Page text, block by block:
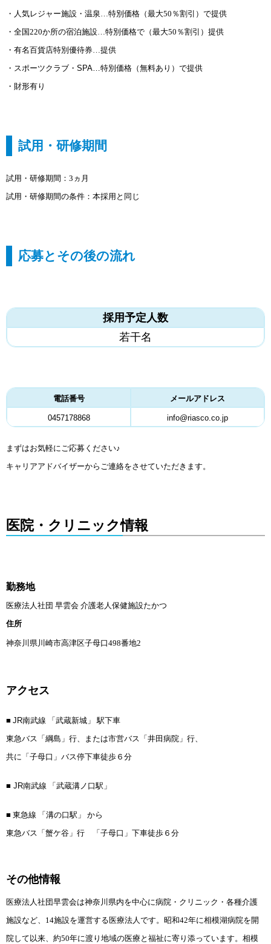
・人気レジャー施設・温泉…特別価格（最大50％割引）で提供
・全国220か所の宿泊施設…特別価格で（最大50％割引）提供
・有名百貨店特別優待券…提供
・スポーツクラブ・ SPA…特別価格（無料あり）で提供
・財形有り
試用・研修期間
試用・研修期間：3ヵ月
試用・研修期間の条件：本採用と同じ
応募とその後の流れ
採用予定人数
若干名
電話番号 メールアドレス
0457178868 info@riasco.co.jp
まずはお気軽にご応募ください♪
キャリアアドバイザーからご連絡をさせていただきます。
医院・クリニック情報
勤務地
医療法人社団 早雲会 介護老人保健施設たかつ
住所
神奈川県川崎市高津区子母口498番地2
アクセス
■ JR南武線 「武蔵新城」 駅下車
東急バス「綱島」行、
または市営バス「井田病院」行、
共に「子母口」バス停下車徒歩６分
■ JR南武線 「武蔵溝ノ口駅」
■ 東急線 「溝の口駅」 から
東急バス「蟹ケ谷」行
「子母口」下車徒歩６分
その他情報
医療法人社団早雲会は神奈川県内を中心に病院・クリニック・各種介護
施設など、14施設を運営する医療法人です。昭和42年に相模湖病院を開
院して以来、約50年に渡り地域の医療と福祉に寄り添っています。 相模